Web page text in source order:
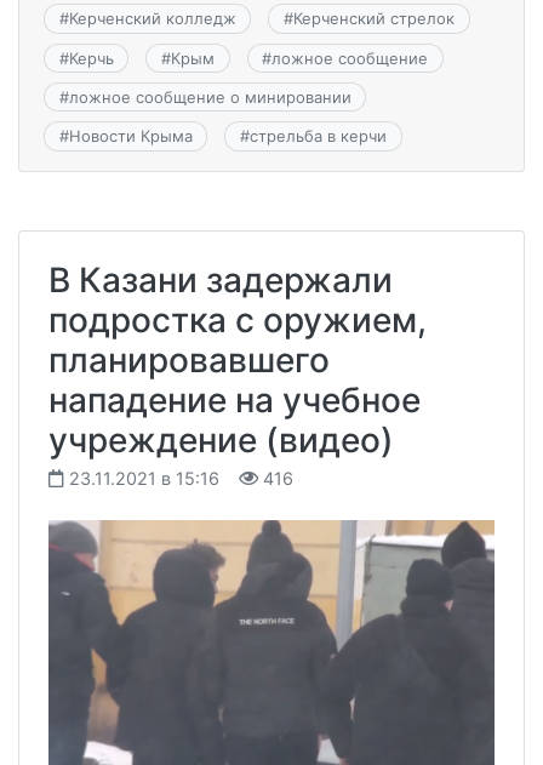
#Керченский колледж #Керченский стрелок
#Керчь #Крым #ложное сообщение
#ложное сообщение о минировании
#Новости Крыма #стрельба в керчи
В Казани задержали
подростка с оружием,
планировавшего
нападение на учебное
учреждение (видео)
23.11.2021 в 15:16 416